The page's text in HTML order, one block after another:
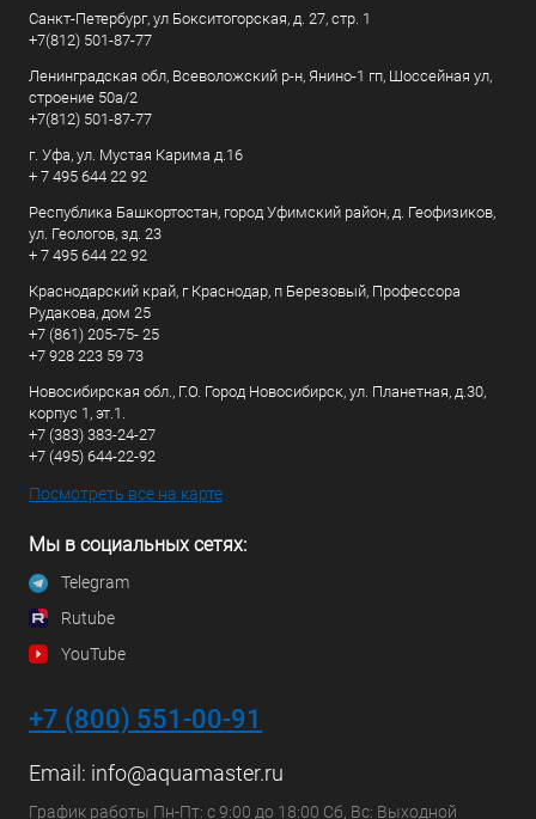
Санкт-Петербург, ул Бокситогорская, д. 27, стр. 1
+7(812) 501-87-77
Ленинградская обл, Всеволожский р-н, Янино-1 гп, Шоссейная ул,
строение 50а/2
+7(812) 501-87-77
г. Уфа, ул. Мустая Карима д.16
+ 7 495 644 22 92
Республика Башкортостан, город Уфимский район, д. Геофизиков,
ул. Геологов, зд. 23
+ 7 495 644 22 92
Краснодарский край, г Краснодар, п Березовый, Профессора
Рудакова, дом 25
+7 (861) 205-75- 25
+7 928 223 59 73
Новосибирская обл., Г.О. Город Новосибирск, ул. Планетная, д.30,
корпус 1, эт.1.
+7 (383) 383-24-27
+7 (495) 644-22-92
Посмотреть все на карте
Мы в социальных сетях:
Telegram
Rutube
YouTube
+7 (800) 551-00-91
Email: info@aquamaster.ru
График работы Пн-Пт: с 9:00 до 18:00 Сб, Вс: Выходной